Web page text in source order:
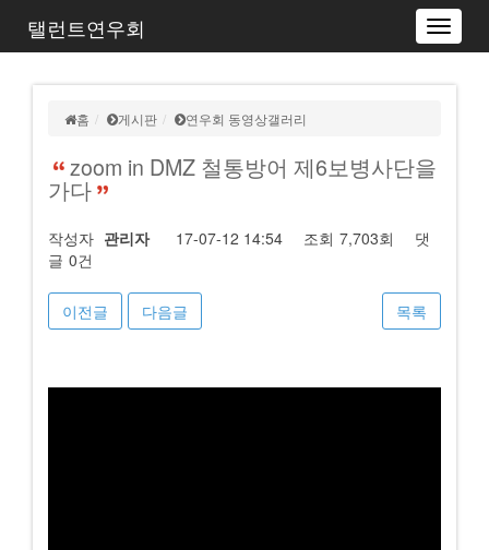
Toggle
탤런트연우회
홈 게시판 연우회 동영상갤러리
zoom in DMZ 철통방어 제6보병사단을
가다
작성자 관리자 17-07-12 14:54 조회 7,703회
댓
글 0건
이전글 다음글 목록